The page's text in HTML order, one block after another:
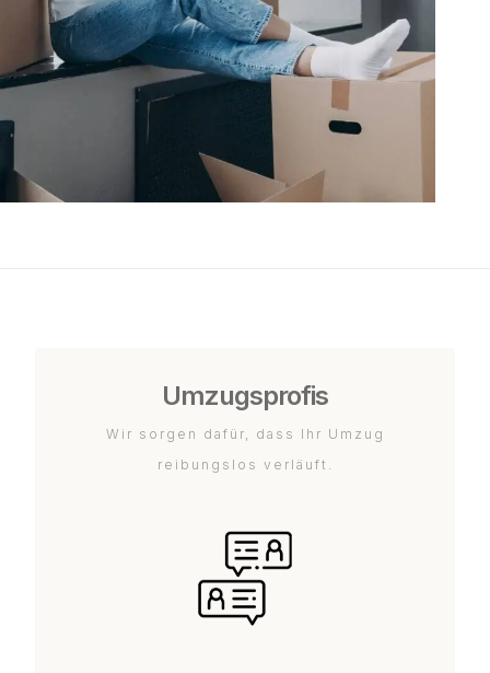
Umzugsprofis
Wir sorgen dafür, dass Ihr Umzug
reibungslos verläuft.